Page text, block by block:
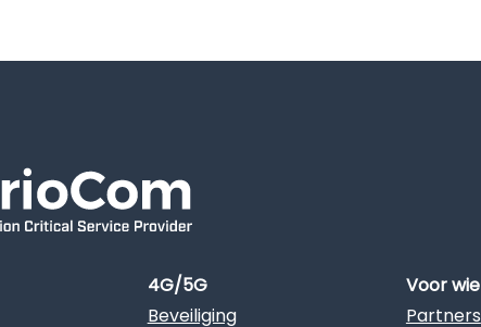
4G/5G
Beveiliging
Voor wie
Partners